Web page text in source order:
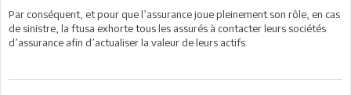
Par conséquent, et pour que l’assurance joue pleinement son rôle, en cas
de sinistre, la ftusa exhorte tous les assurés à contacter leurs sociétés
d’assurance afin d’actualiser la valeur de leurs actifs.